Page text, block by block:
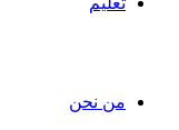
من نحن